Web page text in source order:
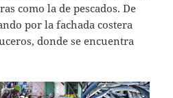
como la de pescados. De
por la fachada costera
donde se encuentra